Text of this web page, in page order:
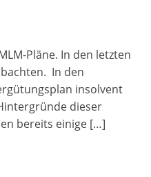
Pläne. In den letzten
In den
insolvent
dieser
bereits einige […]